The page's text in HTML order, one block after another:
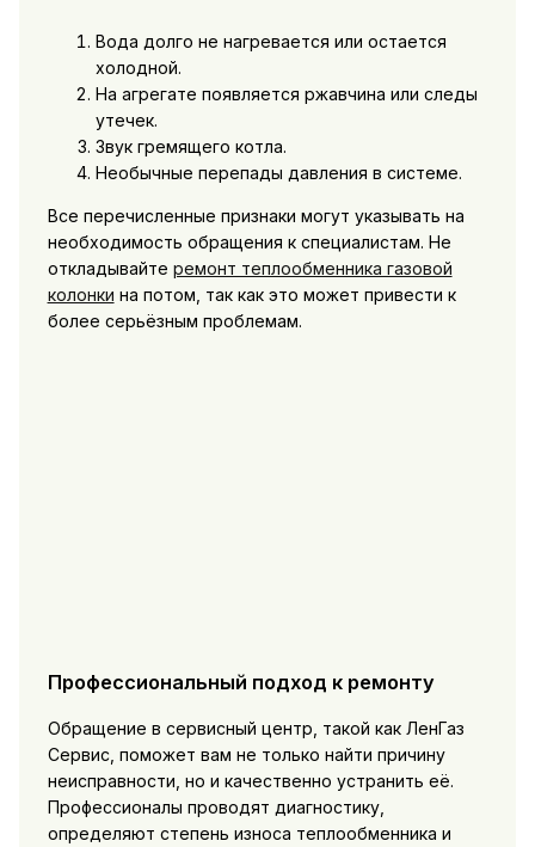
Вода долго не нагревается или остается
холодной.
На агрегате появляется ржавчина или следы
утечек.
Звук гремящего котла.
Необычные перепады давления в системе.
Все перечисленные признаки могут указывать на
необходимость обращения к специалистам. Не
откладывайте ремонт теплообменника газовой
колонки на потом, так как это может привести к
более серьёзным проблемам.
Профессиональный подход к ремонту
Обращение в сервисный центр, такой как ЛенГаз
Сервис, поможет вам не только найти причину
неисправности, но и качественно устранить её.
Профессионалы проводят диагностику,
определяют степень износа теплообменника и